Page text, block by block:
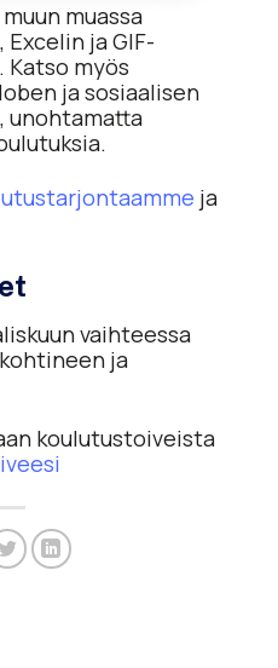
muassa
ja GIF-
myös
ja sosiaalisen
unohtamatta
ja
vaihteessa
ja
koulutustoiveista